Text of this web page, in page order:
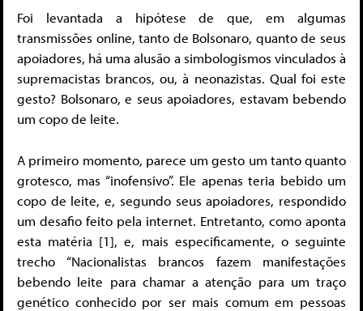
Foi levantada a hipótese de que, em algumas
transmissões online, tanto de Bolsonaro, quanto de seus
apoiadores, há uma alusão a simbologismos vinculados à
supremacistas brancos, ou, à neonazistas. Qual foi este
gesto? Bolsonaro, e seus apoiadores, estavam bebendo
um copo de leite.
A primeiro momento, parece um gesto um tanto quanto
grotesco, mas “inofensivo”. Ele apenas teria bebido um
copo de leite, e, segundo seus apoiadores, respondido
um desafio feito pela internet. Entretanto, como aponta
esta matéria [1], e, mais especificamente, o seguinte
trecho “Nacionalistas brancos fazem manifestações
bebendo leite para chamar a atenção para um traço
genético conhecido por ser mais comum em pessoas